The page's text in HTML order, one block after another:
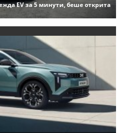
EV за 5 минути, беше открита